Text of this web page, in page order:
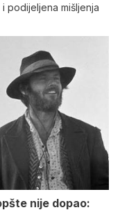
podijeljena mišljenja
nije dopao: